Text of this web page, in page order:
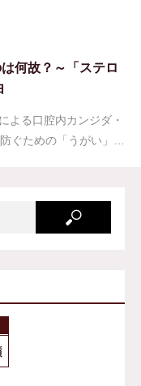
何故？～「ステロ
よる口腔内カンジダ・
ぐための「うがい」…